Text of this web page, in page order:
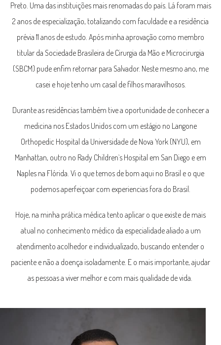
Preto. Uma das instituições mais renomadas do país. Lá foram mais
2 anos de especialização, totalizando com faculdade e a residência
prévia 11 anos de estudo. Após minha aprovação como membro
titular da Sociedade Brasileira de Cirurgia da Mão e Microcirurgia
(SBCM) pude enfim retornar para Salvador. Neste mesmo ano, me
casei e hoje tenho um casal de filhos maravilhosos.
Durante as residências também tive a oportunidade de conhecer a
medicina nos Estados Unidos com um estágio no Langone
Orthopedic Hospital da Universidade de Nova York (NYU), em
Manhattan, outro no Rady Children`s Hospital em San Diego e em
Naples na Flórida. Vi o que temos de bom aqui no Brasil e o que
podemos aperfeiçoar com experiencias fora do Brasil.
Hoje, na minha prática médica tento aplicar o que existe de mais
atual no conhecimento médico da especialidade aliado a um
atendimento acolhedor e individualizado, buscando entender o
paciente e não a doença isoladamente. E o mais importante, ajudar
as pessoas a viver melhor e com mais qualidade de vida.